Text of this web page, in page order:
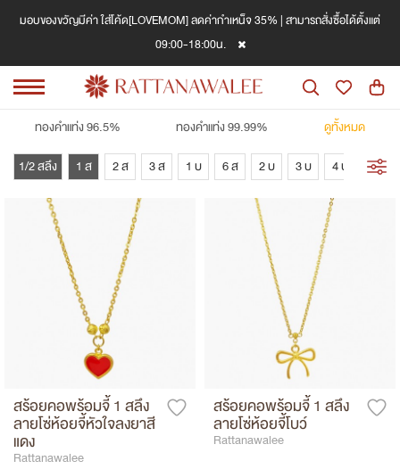
มอบของขวัญมีค่า ใส่โค้ด[LOVEMOM] ลดค่ากำเหน็จ 35% | สามารถสั่งซื้อได้ตั้งแต่
09:00-18:00น.
ทองคำแท่ง 96.5% ทองคำแท่ง 99.99%
ดูทั้งหมด
1/2 สลึง
1 ส 2 ส 3 ส 1 บ 6 ส 2 บ 3 บ 4 บ 5 บ
สร้อยคอพร้อมจี้ 1 สลึง
ลายโซ่ห้อยจี้หัวใจลงยาสี
แดง
Rattanawalee
สร้อยคอพร้อมจี้ 1 สลึง
ลายโซ่ห้อยจี้โบว์
Rattanawalee